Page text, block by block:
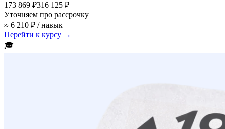
173 869 ₽316 125 ₽
Уточняем про рассрочку
≈ 6 210 ₽ / навык
Перейти к курсу →
🎓